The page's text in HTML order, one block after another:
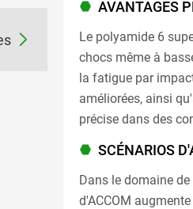

AVANTAGES
Le polyamide 6
chocs même à
la fatigue par
améliorées, ainsi
précise dans des
SCÉNARIOS
Dans le domaine
d'ACCOM